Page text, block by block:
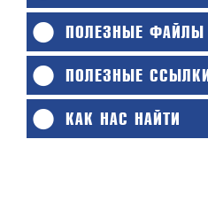
ПОЛЕЗНЫЕ ФАЙЛЫ
ПОЛЕЗНЫЕ ССЫЛКИ
КАК НАС НАЙТИ